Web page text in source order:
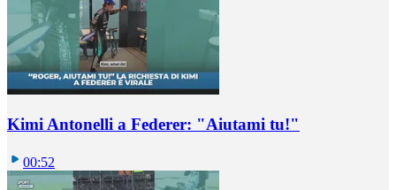
Kimi Antonelli a Federer: "Aiutami tu!"
00:52